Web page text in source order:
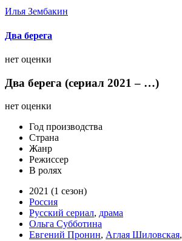
Илья Зембакин
Два берега
нет оценки
Два берега (сериал 2021 – …)
нет оценки
Год производства
Страна
Жанр
Режиссер
В ролях
2021 (1 сезон)
Россия
Русский сериал, драма
Ольга Субботина
Евгений Пронин, Аглая Шиловская,